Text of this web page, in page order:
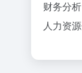
财务分
人力资